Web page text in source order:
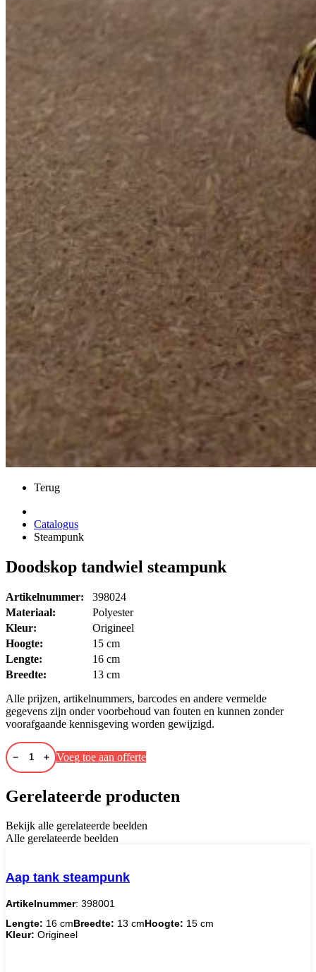
Terug
Catalogus
Steampunk
Doodskop tandwiel steampunk
Artikelnummer:
398024
Materiaal:
Polyester
Kleur:
Origineel
Hoogte:
15 cm
Lengte:
16 cm
Breedte:
13 cm
Alle prijzen, artikelnummers, barcodes en andere vermelde
gegevens zijn onder voorbehoud van fouten en kunnen zonder
voorafgaande kennisgeving worden gewijzigd.
− + Voeg toe aan offerte
Gerelateerde producten
Bekijk alle gerelateerde beelden
Alle gerelateerde beelden
Aap tank steampunk
Artikelnummer: 398001
Lengte: 16 cmBreedte: 13 cmHoogte: 15 cm
Kleur: Origineel